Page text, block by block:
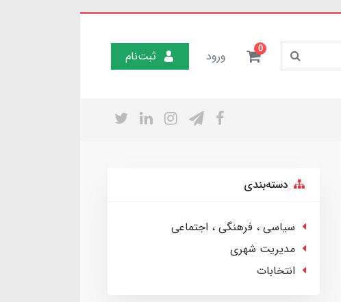
0 ورود ثبت‌نام
دسته‌بندی
سیاسی ، فرهنگی ، اجتماعی
مدیریت شهری
انتخابات